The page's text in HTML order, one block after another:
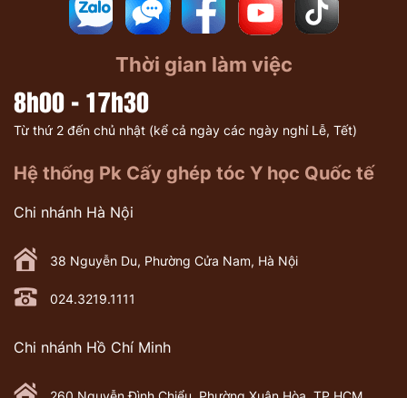
Thời gian làm việc
8h00 - 17h30
Từ thứ 2 đến chủ nhật (kể cả ngày các ngày nghỉ Lễ, Tết)
Hệ thống Pk Cấy ghép tóc Y học Quốc tế
Chi nhánh Hà Nội
38 Nguyễn Du, Phường Cửa Nam, Hà Nội
024.3219.1111
Chi nhánh Hồ Chí Minh